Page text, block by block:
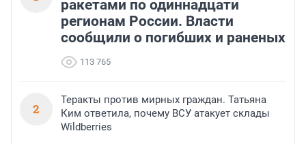
ракетами по одиннадцати
регионам России. Власти
сообщили о погибших и раненых
113 765
2
Теракты против мирных граждан. Татьяна
Ким ответила, почему ВСУ атакует склады
Wildberries